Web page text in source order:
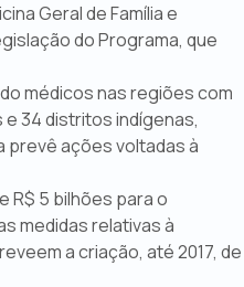
Geral de Família e
do Programa, que
médicos nas regiões com
34 distritos indígenas,
prevê ações voltadas à
R$ 5 bilhões para o
medidas relativas à
a criação, até 2017, de